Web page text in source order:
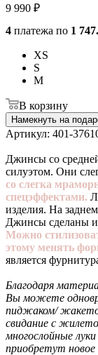
9 990 ₽
4 платежа по 1
XS
S
M
В корзину
Намекнуть на
Артикул: 401-
Джинсы со
силуэтом. Они
со слегка
спецэффектами.
изделия. На
Джинсы сделаны
Можно
этому менять
является
Благодаря
Вы можете
пиджаком/
свидание с
многослойные
приобретут новое